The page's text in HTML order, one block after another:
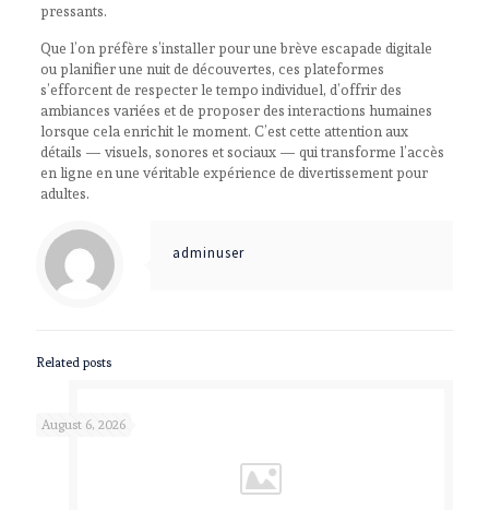
pressants.
Que l’on préfère s’installer pour une brève escapade digitale
ou planifier une nuit de découvertes, ces plateformes
s’efforcent de respecter le tempo individuel, d’offrir des
ambiances variées et de proposer des interactions humaines
lorsque cela enrichit le moment. C’est cette attention aux
détails — visuels, sonores et sociaux — qui transforme l’accès
en ligne en une véritable expérience de divertissement pour
adultes.
adminuser
Related posts
August 6, 2026